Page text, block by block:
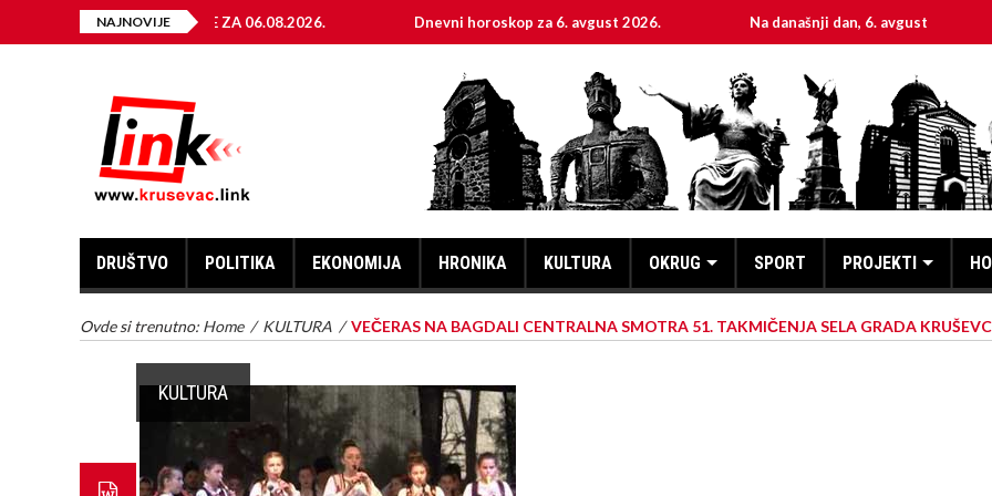
NAJNOVIJE
ENERGIJE ZA 06.08.2026. Dnevni horoskop za 6. avgust 2026. Na današnji dan, 6. avgust
DRUŠTVO POLITIKA EKONOMIJA HRONIKA KULTURA OKRUG SPORT PROJEKTI
Ovde si trenutno: Home / KULTURA /VEČERAS NA BAGDALI CENTRALNA SMOTRA 51. TAKMIČENJA SELA GRADA
KULTURA